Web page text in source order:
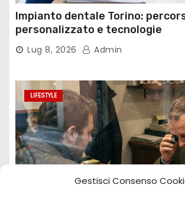
Gestisci Consenso
Impianto dentale Torino:
personalizzato e tecnologie
Lug 8, 2026 Admin
LIFESTYLE